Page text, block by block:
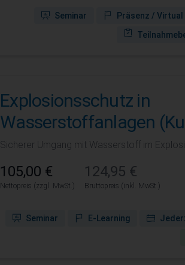
Seminar Präsenz /
Explosionsschutz in
Wasserstoffanlagen
Sicherer Umgang mit Wasserstoff im
105,00 €
Nettopreis (zzgl. MwSt.)
124,95 €
Bruttopreis (inkl. MwSt.)
Seminar E-Learning